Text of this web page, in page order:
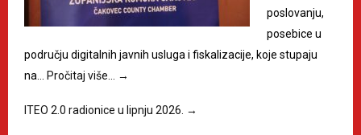
poslovanju,
posebice u
području digitalnih javnih usluga i fiskalizacije, koje stupaju
na…
Pročitaj više… →
ITEO 2.0 radionice u lipnju 2026. →